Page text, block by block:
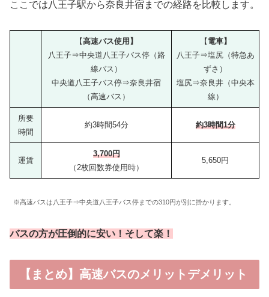
ここでは八王子駅から奈良井宿までの経路を比較します。
【高速バス使用】
八王子⇒中央道八王子バス停（路
線バス）
中央道八王子バス停⇒奈良井宿
（高速バス）
【 電車】
八王子⇒塩尻（特急あ
ずさ）
塩尻⇒奈良井（中央本
線）
所要
時間
約3時間54分 約3時間1分
運賃
3,700円
（2枚回数券使用時）
5,650円
※高速バスは八王子⇒中央道八王子バス停までの310円が別に掛かります。
バスの方が圧倒的に安い！そして楽！
【まとめ】高速バスのメリットデメリット